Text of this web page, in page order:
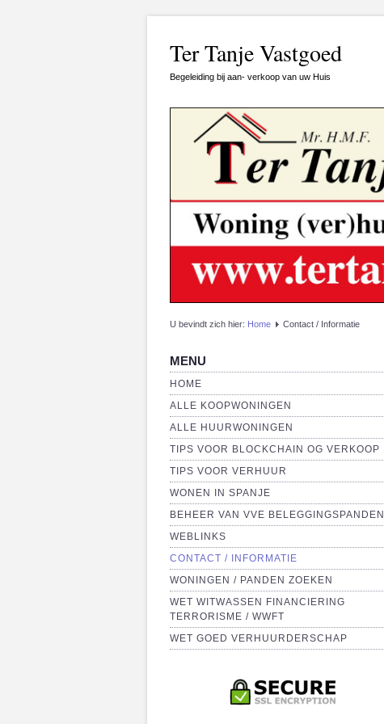
Ter Tanje Vastgoed
Begeleiding bij aan- verkoop van uw Huis
U bevindt zich hier: Home Contact / Informatie
MENU
HOME
ALLE KOOPWONINGEN
ALLE HUURWONINGEN
TIPS VOOR BLOCKCHAIN OG VERKOOP
TIPS VOOR VERHUUR
WONEN IN SPANJE
BEHEER VAN VVE BELEGGINGSPANDEN
WEBLINKS
CONTACT / INFORMATIE
WONINGEN / PANDEN ZOEKEN
WET WITWASSEN FINANCIERING
TERRORISME / WWFT
WET GOED VERHUURDERSCHAP